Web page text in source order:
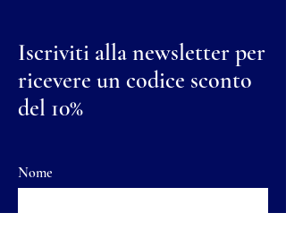
Iscriviti alla newsletter per
ricevere un codice sconto
del 10%
Nome